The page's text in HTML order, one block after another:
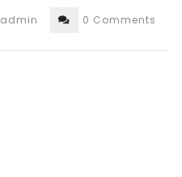
admin 0 Comments